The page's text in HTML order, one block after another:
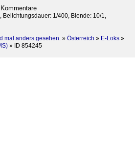
, Belichtungsdauer: 1/400, Blende: 10/1,
mal anders gesehen. » Österreich » E-Loks »
» ID 854245